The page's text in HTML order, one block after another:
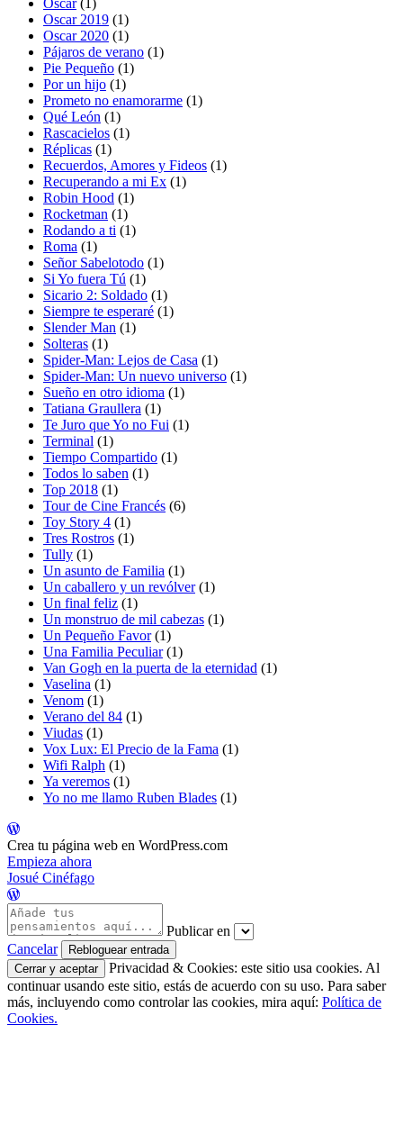
Oscar(1)
Oscar 2019 (1)
Oscar 2020 (1)
Pájaros de verano (1)
Pie Pequeño (1)
Por un hijo (1)
Prometo no enamorarme (1)
Qué León (1)
Rascacielos (1)
Réplicas (1)
Recuerdos, Amores y Fideos (1)
Recuperando a mi Ex (1)
Robin Hood (1)
Rocketman (1)
Rodando a ti (1)
Roma (1)
Señor Sabelotodo (1)
Si Yo fuera Tú (1)
Sicario 2: Soldado (1)
Siempre te esperaré (1)
Slender Man (1)
Solteras (1)
Spider-Man: Lejos de Casa (1)
Spider-Man: Un nuevo universo (1)
Sueño en otro idioma (1)
Tatiana Graullera (1)
Te Juro que Yo no Fui (1)
Terminal (1)
Tiempo Compartido (1)
Todos lo saben (1)
Top 2018 (1)
Tour de Cine Francés (6)
Toy Story 4 (1)
Tres Rostros (1)
Tully (1)
Un asunto de Familia (1)
Un caballero y un revólver(1)
Un final feliz (1)
Un monstruo de mil cabezas (1)
Un Pequeño Favor(1)
Una Familia Peculiar(1)
Van Gogh en la puerta de la eternidad (1)
Vaselina (1)
Venom (1)
Verano del 84 (1)
Viudas (1)
Vox Lux: El Precio de la Fama (1)
Wifi Ralph (1)
Ya veremos (1)
Yo no me llamo Ruben Blades (1)
Crea tu página web en WordPress.com
Empieza ahora
Josué Cinéfago
Publicar en
Cancelar
Privacidad & Cookies: este sitio usa cookies. Al
continuar usando este sitio, estás de acuerdo con su uso. Para saber
más, incluyendo como controlar las cookies, mira aquí: Política de
Cookies.